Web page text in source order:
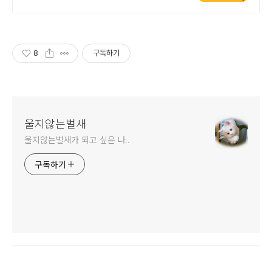
8 구독하기
울지않는벌새
울지않는벌새가 되고 싶은 나..
구독하기